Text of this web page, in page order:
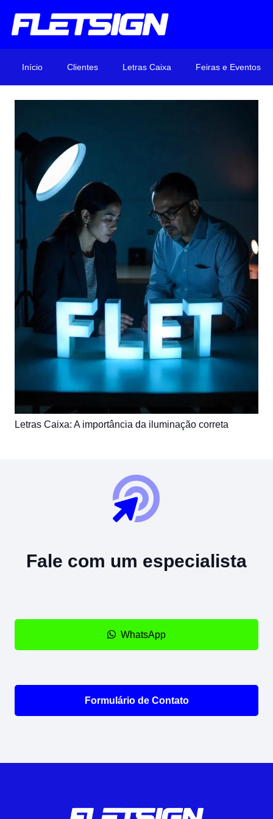
Início Clientes Letras Caixa Feiras e Eventos
Letras Caixa: A importância da iluminação correta
Fale com um especialista
WhatsApp
Formulário de Contato